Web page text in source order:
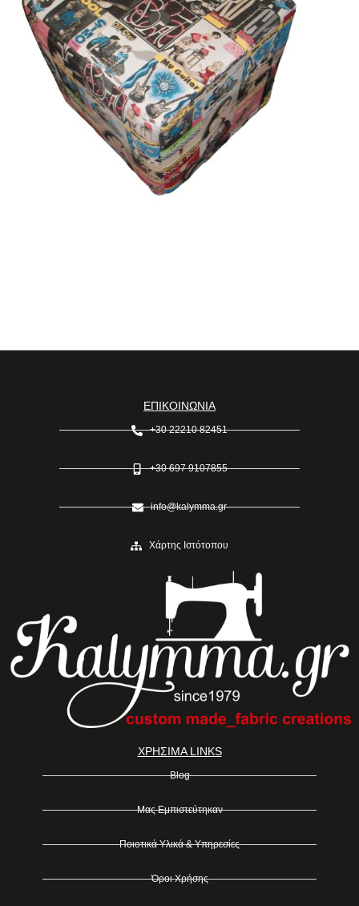
ΕΠΙΚΟΙΝΩΝΙΑ
+30 22210 82451
+30 697 9107855
info@kalymma.gr
Χάρτης Ιστότοπου
ΧΡΗΣΙΜΑ LINKS
Blog
Μας Εμπιστεύτηκαν
Ποιοτικά Υλικά & Υπηρεσίες
Όροι Χρήσης